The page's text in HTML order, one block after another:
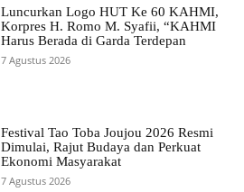
Luncurkan Logo HUT Ke 60 KAHMI,
Korpres H. Romo M. Syafii, “KAHMI
Harus Berada di Garda Terdepan
7 Agustus 2026
Festival Tao Toba Joujou 2026 Resmi
Dimulai, Rajut Budaya dan Perkuat
Ekonomi Masyarakat
7 Agustus 2026